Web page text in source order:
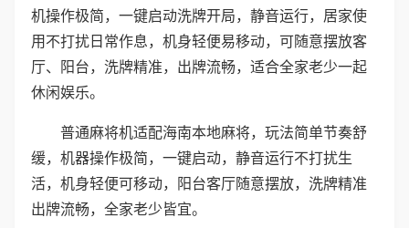
机操作极简，一键启动洗牌开局，静音运行，居家使
用不打扰日常作息，机身轻便易移动，可随意摆放客
厅、阳台，洗牌精准，出牌流畅，适合全家老少一起
休闲娱乐。
普通麻将机适配海南本地麻将，玩法简单节奏舒
缓，机器操作极简，一键启动，静音运行不打扰生
活，机身轻便可移动，阳台客厅随意摆放，洗牌精准
出牌流畅，全家老少皆宜。